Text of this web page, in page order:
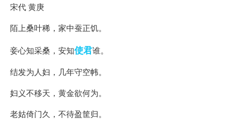
宋代 黄庚
陌上桑叶稀，家中蚕正饥。
妾心知采桑，安知使君谁。
结发为人妇，几年守空帏。
妇义不移天，黄金欲何为。
老姑倚门久，不待盈筐归。